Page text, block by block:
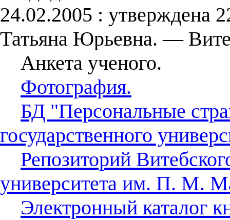
24.02.2005 : утверждена
Татьяна Юрьевна. —
Анкета ученого.
Фотография.
БД "Персональные
государственного
Репозиторий
университета им. П. М.
Электронный каталог